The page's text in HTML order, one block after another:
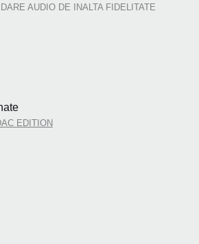
AUDIO DE INALTA FIDELITATE
EDITION